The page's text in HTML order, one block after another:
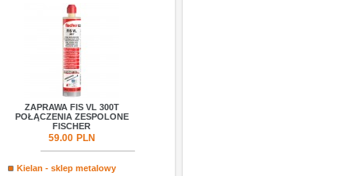
ZAPRAWA FIS VL 300T
POŁĄCZENIA ZESPOLONE
FISCHER
59.00 PLN
Kielan - sklep metalowy